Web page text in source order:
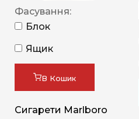
Фасування:
Блок
Ящик
В Кошик
Сигарети Marlboro